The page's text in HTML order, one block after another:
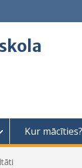
Kur mācīties?